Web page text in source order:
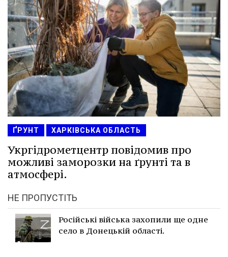
ҐРУНТ ХАРКІВСЬКА ОБЛАСТЬ
Укргідрометцентр повідомив про
можливі заморозки на ґрунті та в
атмосфері.
НЕ ПРОПУСТІТЬ
Російські війська захопили ще одне
село в Донецькій області.